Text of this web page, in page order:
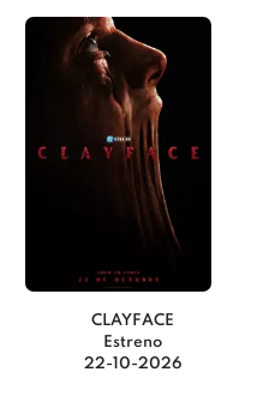
CLAYFACE
Estreno
22-10-2026